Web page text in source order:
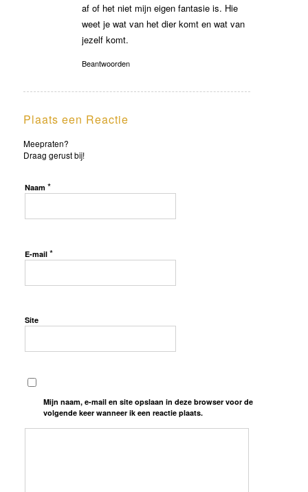
af of het niet mijn eigen fantasie is. Hie
weet je wat van het dier komt en wat van
jezelf komt.
Beantwoorden
Plaats een Reactie
Meepraten?
Draag gerust bij!
Naam *
E-mail *
Site
Mijn naam, e-mail en site opslaan in deze browser voor de
volgende keer wanneer ik een reactie plaats.